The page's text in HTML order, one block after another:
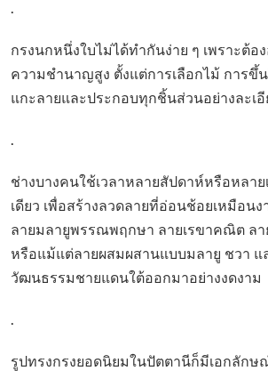
.
กรงนกหนึ่งใบไม่ได้ทำกันง่าย ๆ เพราะต้อ
ความชำนาญสูง ตั้งแต่การเลือกไม้ การขึ้
แกะลายและประกอบทุกชิ้นส่วนอย่างละเ
.
ช่างบางคนใช้เวลาหลายสัปดาห์หรือหลาย
เดียว เพื่อสร้างลวดลายที่อ่อนช้อยเหมือน
ลายมลายูพรรณพฤกษา ลายเรขาคณิต ล
หรือแม้แต่ลายผสมผสานแบบมลายู ชวา แ
วัฒนธรรมชายแดนใต้ออกมาอย่างงดงาม
.
รูปทรงกรงยอดนิยมในปัตตานีก็มีเอกลักษ